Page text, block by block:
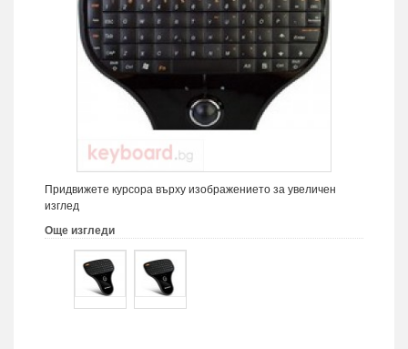
Придвижете курсора върху изображението за увеличен
изглед
Още изгледи